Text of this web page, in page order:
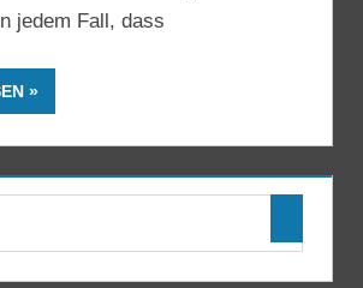
jedem Fall, dass